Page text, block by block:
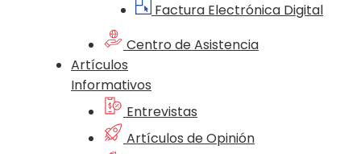
Factura Electrónica Digital
Centro de Asistencia
Artículos
Informativos
Entrevistas
Artículos de Opinión